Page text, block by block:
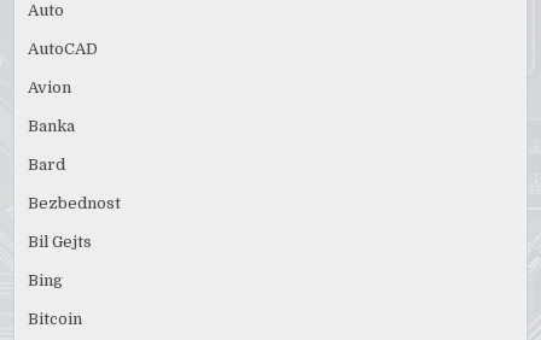
Auto
AutoCAD
Avion
Banka
Bard
Bezbednost
Bil Gejts
Bing
Bitcoin